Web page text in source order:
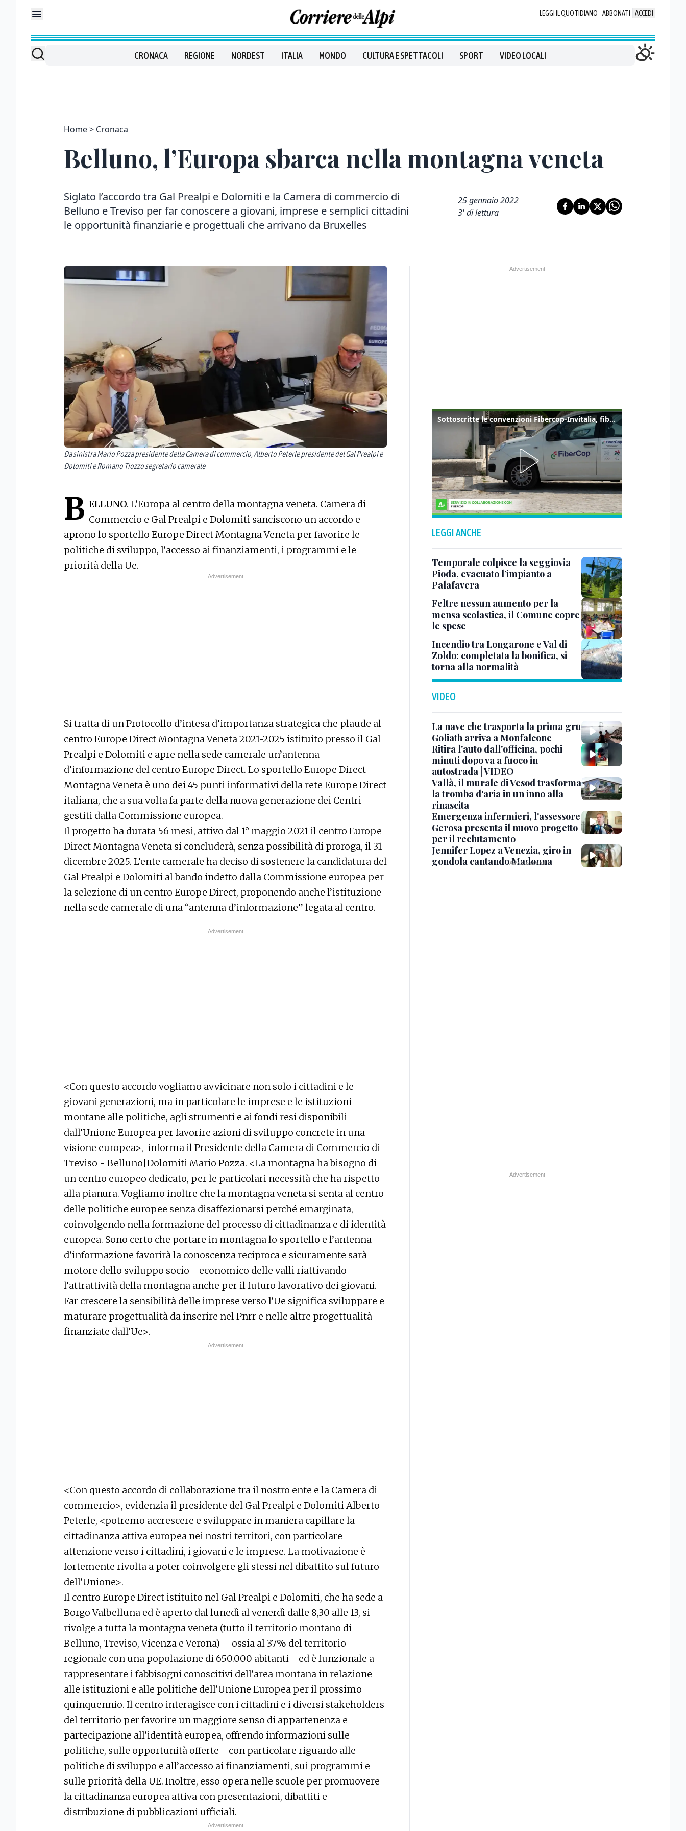
LEGGI IL QUOTIDIANO ABBONATI ACCEDI
CRONACA REGIONE NORDEST ITALIA MONDO CULTURA E SPETTACOLI SPORT VIDEO LOCALI
Home Cronaca
Belluno, l’Europa sbarca nella montagna veneta
Siglato l’accordo tra Gal Prealpi e Dolomiti e la Camera di commercio di
Belluno e Treviso per far conoscere a giovani, imprese e semplici cittadini
le opportunità finanziarie e progettuali che arrivano da Bruxelles
25 gennaio 2022
3' di lettura
Da sinistra Mario Pozza presidente della Camera di commercio, Alberto Peterle presidente del Gal Prealpi e
Dolomiti e Romano Tiozzo segretario camerale
B ELLUNO. L’Europa al centro della montagna veneta. Camera di
Commercio e Gal Prealpi e Dolomiti sanciscono un accordo e
aprono lo sportello Europe Direct Montagna Veneta per favorire le
politiche di sviluppo, l’accesso ai finanziamenti, i programmi e le
priorità della Ue.
Si tratta di un Protocollo d’intesa d’importanza strategica che plaude al
centro Europe Direct Montagna Veneta 2021-2025 istituito presso il Gal
Prealpi e Dolomiti e apre nella sede camerale un’antenna
d’informazione del centro Europe Direct. Lo sportello Europe Direct
Montagna Veneta è uno dei 45 punti informativi della rete Europe Direct
italiana, che a sua volta fa parte della nuova generazione dei Centri
gestiti dalla Commissione europea.
Il progetto ha durata 56 mesi, attivo dal 1° maggio 2021 il centro Europe
Direct Montagna Veneta si concluderà, senza possibilità di proroga, il 31
dicembre 2025. L’ente camerale ha deciso di sostenere la candidatura del
Gal Prealpi e Dolomiti al bando indetto dalla Commissione europea per
la selezione di un centro Europe Direct, proponendo anche l’istituzione
nella sede camerale di una “antenna d’informazione” legata al centro.
<Con questo accordo vogliamo avvicinare non solo i cittadini e le
giovani generazioni, ma in particolare le imprese e le istituzioni
montane alle politiche, agli strumenti e ai fondi resi disponibili
dall’Unione Europea per favorire azioni di sviluppo concrete in una
visione europea>, informa il Presidente della Camera di Commercio di
Treviso - Belluno|Dolomiti Mario Pozza. <La montagna ha bisogno di
un centro europeo dedicato, per le particolari necessità che ha rispetto
alla pianura. Vogliamo inoltre che la montagna veneta si senta al centro
delle politiche europee senza disaffezionarsi perché emarginata,
coinvolgendo nella formazione del processo di cittadinanza e di identità
europea. Sono certo che portare in montagna lo sportello e l’antenna
d’informazione favorirà la conoscenza reciproca e sicuramente sarà
motore dello sviluppo socio - economico delle valli riattivando
l’attrattività della montagna anche per il futuro lavorativo dei giovani.
Far crescere la sensibilità delle imprese verso l’Ue significa sviluppare e
maturare progettualità da inserire nel Pnrr e nelle altre progettualità
finanziate dall’Ue>.
<Con questo accordo di collaborazione tra il nostro ente e la Camera di
commercio>, evidenzia il presidente del Gal Prealpi e Dolomiti Alberto
Peterle, <potremo accrescere e sviluppare in maniera capillare la
cittadinanza attiva europea nei nostri territori, con particolare
attenzione verso i cittadini, i giovani e le imprese. La motivazione è
fortemente rivolta a poter coinvolgere gli stessi nel dibattito sul futuro
dell’Unione>.
Il centro Europe Direct istituito nel Gal Prealpi e Dolomiti, che ha sede a
Borgo Valbelluna ed è aperto dal lunedì al venerdì dalle 8,30 alle 13, si
rivolge a tutta la montagna veneta (tutto il territorio montano di
Belluno, Treviso, Vicenza e Verona) – ossia al 37% del territorio
regionale con una popolazione di 650.000 abitanti - ed è funzionale a
rappresentare i fabbisogni conoscitivi dell’area montana in relazione
alle istituzioni e alle politiche dell’Unione Europea per il prossimo
quinquennio. Il centro interagisce con i cittadini e i diversi stakeholders
del territorio per favorire un maggiore senso di appartenenza e
partecipazione all’identità europea, offrendo informazioni sulle
politiche, sulle opportunità offerte - con particolare riguardo alle
politiche di sviluppo e all’accesso ai finanziamenti, sui programmi e
sulle priorità della UE. Inoltre, esso opera nelle scuole per promuovere
la cittadinanza europea attiva con presentazioni, dibattiti e
distribuzione di pubblicazioni ufficiali.
Sottoscritte le convenzioni Fibercop-Invitalia, fibra ottica per 477 mila civici
LEGGI ANCHE
Temporale colpisce la seggiovia
Pioda, evacuato l’impianto a
Palafavera
Feltre nessun aumento per la
mensa scolastica, il Comune copre
le spese
Incendio tra Longarone e Val di
Zoldo: completata la bonifica, si
torna alla normalità
VIDEO
La nave che trasporta la prima gru
Goliath arriva a Monfalcone
Ritira l'auto dall'officina, pochi
minuti dopo va a fuoco in
autostrada | VIDEO
Vallà, il murale di Vesod trasforma
la tromba d'aria in un inno alla
rinascita
Emergenza infermieri, l'assessore
Gerosa presenta il nuovo progetto
per il reclutamento
Jennifer Lopez a Venezia, giro in
gondola cantando Madonna